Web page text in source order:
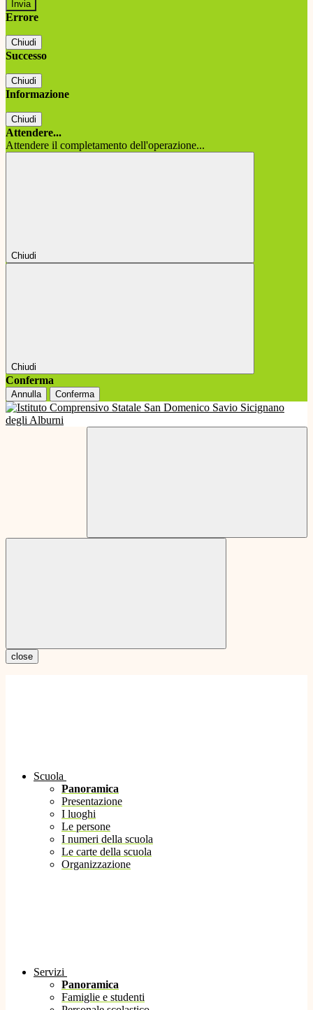
Errore
Chiudi
Successo
Chiudi
Informazione
Chiudi
Attendere...
Attendere il completamento dell'operazione...
Chiudi
Chiudi
Conferma
Annulla Conferma
close
Scuola
Panoramica
Presentazione
I luoghi
Le persone
I numeri della scuola
Le carte della scuola
Organizzazione
Servizi
Panoramica
Famiglie e studenti